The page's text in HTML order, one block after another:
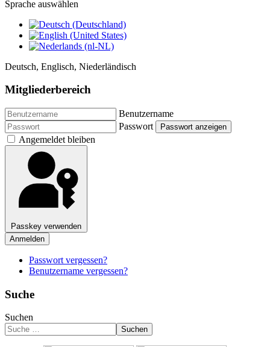
Sprache auswählen
Deutsch, Englisch, Niederländisch
Mitgliederbereich
Benutzername
Passwort
Passwort anzeigen
Angemeldet bleiben
Passkey verwenden
Anmelden
Passwort vergessen?
Benutzername vergessen?
Suche
Suchen
Suchen